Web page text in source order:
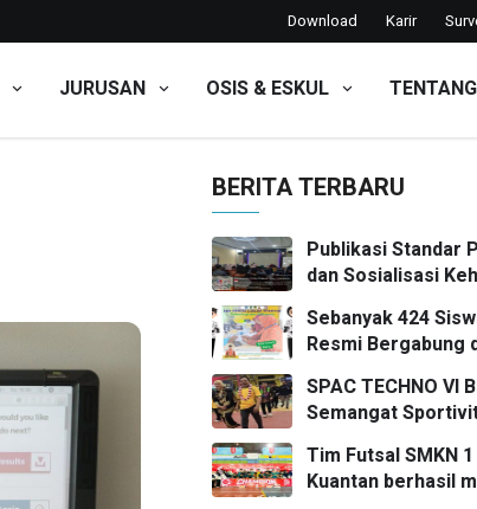
Download Karir
JURUSAN OSIS & ESKUL TENTANG
BERITA TERBARU
Publikasi Standar
dan Sosialisasi
Sebanyak 424
Resmi Bergabung
2026/2027
SPAC TECHNO VI
Semangat
Kuansing
Tim Futsal SMKN
Kuantan berhasil